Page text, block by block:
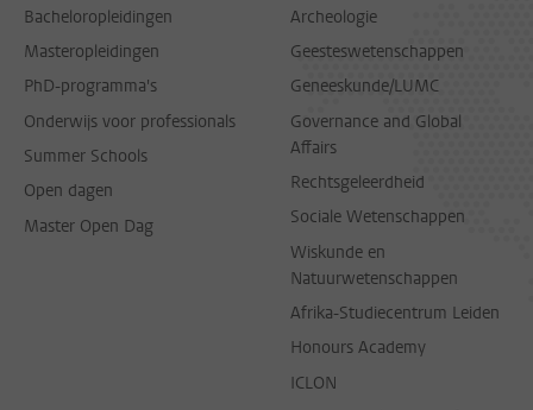
Bacheloropleidingen
Masteropleidingen
PhD-programma's
Onderwijs voor professionals
Summer Schools
Open dagen
Master Open Dag
Archeologie
Geesteswetenschappen
Geneeskunde/LUMC
Governance and Global
Affairs
Rechtsgeleerdheid
Sociale Wetenschappen
Wiskunde en
Natuurwetenschappen
Afrika-Studiecentrum Leiden
Honours Academy
ICLON